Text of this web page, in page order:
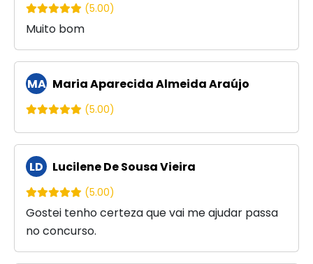
(5.00)
Muito bom
MA Maria Aparecida Almeida Araújo
(5.00)
LD Lucilene De Sousa Vieira
(5.00)
Gostei tenho certeza que vai me ajudar passa
no concurso.